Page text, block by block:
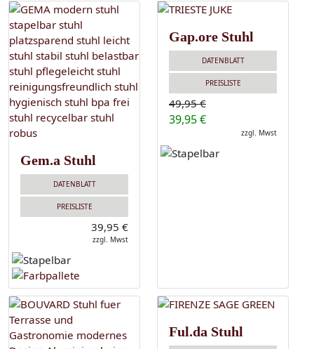
Gem.a Stuhl
DATENBLATT
PREISLISTE
39,95 €
zzgl. Mwst
Gap.ore Stuhl
DATENBLATT
PREISLISTE
49,95 €
39,95 €
zzgl. Mwst
Ful.da Stuhl